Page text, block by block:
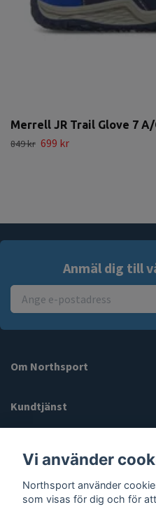
Merrell JR Trail Glove 7
849 kr 699 kr
Anmäl dig till
Om Northsport
Kundtjänst
Sociala medier
Vi använder
Northsport använder
som visas för dig och för